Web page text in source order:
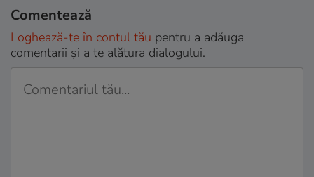
Comentează
Loghează-te în contul tău pentru a adăuga
comentarii și a te alătura dialogului.